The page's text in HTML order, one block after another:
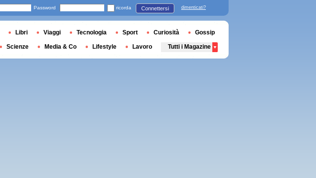
Password ricorda Connettersi dimenticati?
Libri Viaggi Tecnologia Sport Curiosità Gossip
Scienze Media & Co Lifestyle Lavoro Tutti i Magazine